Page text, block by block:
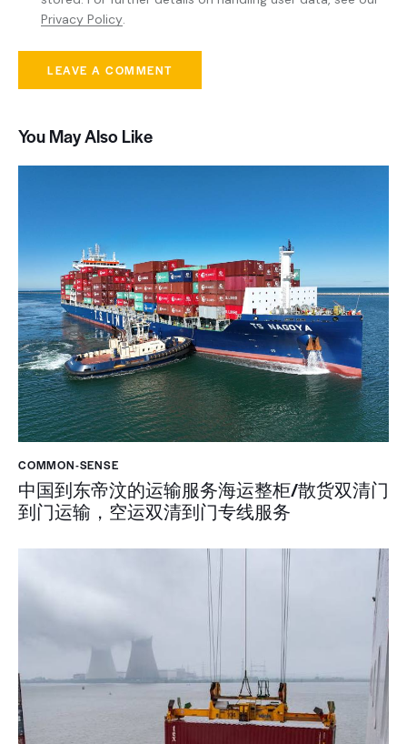
Privacy Policy
You May Also Like
COMMON-SENSE
中国到东帝汶的运输服务海运整柜/散货双清门
到门运输，空运双清到门专线服务